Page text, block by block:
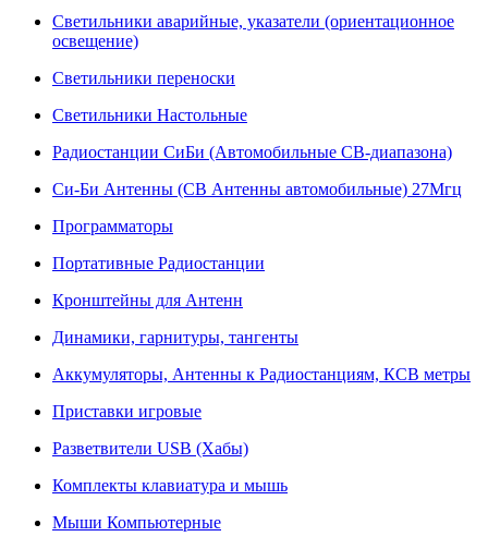
Светильники аварийные, указатели (ориентационное
освещение)
Светильники переноски
Светильники Настольные
Радиостанции СиБи (Автомобильные СВ-диапазона)
Си-Би Антенны (СВ Антенны автомобильные) 27Мгц
Программаторы
Портативные Радиостанции
Кронштейны для Антенн
Динамики, гарнитуры, тангенты
Аккумуляторы, Антенны к Радиостанциям, КСВ метры
Приставки игровые
Разветвители USB (Хабы)
Комплекты клавиатура и мышь
Мыши Компьютерные